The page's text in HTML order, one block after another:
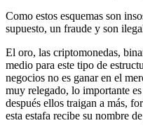
Como estos esquemas son
supuesto, un fraude y son
El oro, las criptomonedas,
medio para este tipo de
negocios no es ganar en el
muy relegado, lo importante
después ellos traigan a más,
esta estafa recibe su nombre